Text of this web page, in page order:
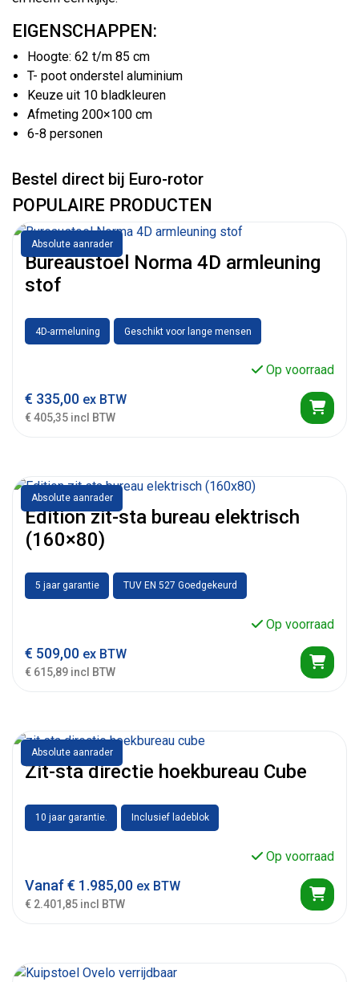
EIGENSCHAPPEN:
Hoogte: 62 t/m 85 cm
T- poot onderstel aluminium
Keuze uit 10 bladkleuren
Afmeting 200×100 cm
6-8 personen
Bestel direct bij Euro-rotor
POPULAIRE PRODUCTEN
Absolute aanrader
Bureaustoel Norma 4D armleuning
stof
4D-armeluning Geschikt voor lange mensen
Op voorraad
€ 335,00 ex BTW
€ 405,35 incl BTW
Absolute aanrader
Edition zit-sta bureau elektrisch
(160×80)
5 jaar garantie TUV EN 527 Goedgekeurd
Op voorraad
€ 509,00 ex BTW
€ 615,89 incl BTW
Absolute aanrader
Zit-sta directie hoekbureau Cube
10 jaar garantie. Inclusief ladeblok
Op voorraad
Vanaf€ 1.985,00 ex BTW
€ 2.401,85 incl BTW